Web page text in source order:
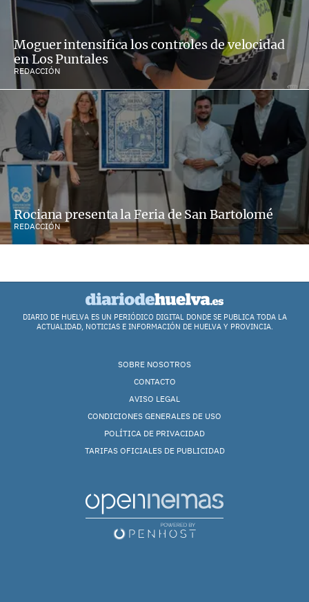
Moguer intensifica los controles de velocidad
en Los Puntales
REDACCIÓN
Rociana presenta la Feria de San Bartolomé
REDACCIÓN
DIARIO DE HUELVA ES UN PERIÓDICO DIGITAL DONDE SE PUBLICA TODA LA
ACTUALIDAD, NOTICIAS E INFORMACIÓN DE HUELVA Y PROVINCIA.
SOBRE NOSOTROS
CONTACTO
AVISO LEGAL
CONDICIONES GENERALES DE USO
POLÍTICA DE PRIVACIDAD
TARIFAS OFICIALES DE PUBLICIDAD